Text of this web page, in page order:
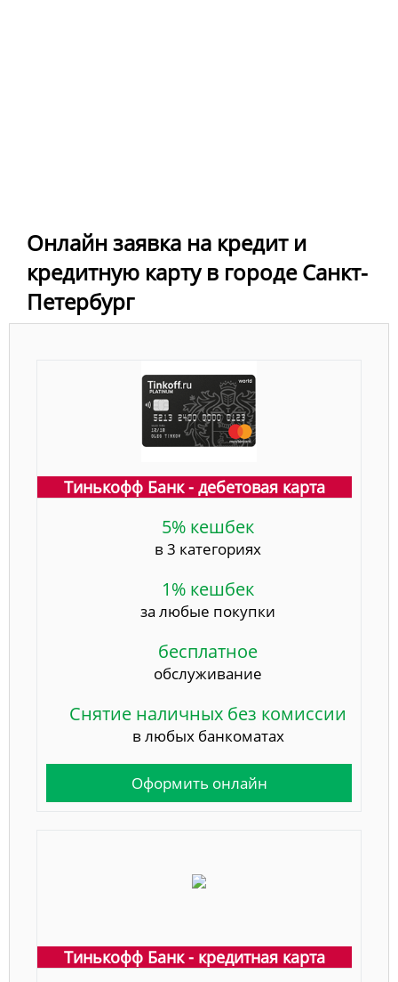
Онлайн заявка на кредит и
кредитную карту в городе Санкт-
Петербург
Тинькофф Банк - дебетовая карта
5% кешбек
в 3 категориях
1% кешбек
за любые покупки
бесплатное
обслуживание
Снятие наличных без комиссии
в любых банкоматах
Оформить онлайн
Тинькофф Банк - кредитная карта